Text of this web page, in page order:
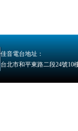
佳音電台地址：
台北市和平東路二段24號10